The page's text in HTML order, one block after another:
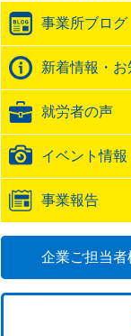
ッ
ク
バ
ッ
URL
事業所ブログ
新着情報・お
就労者の声
イベント情
事業報告
企業ご担当者